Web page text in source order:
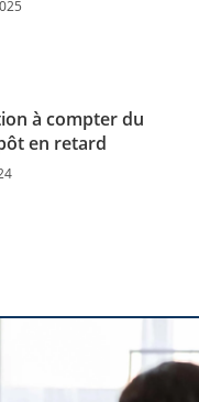
à compter du
en retard